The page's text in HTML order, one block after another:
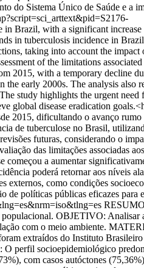
do Sistema Único de Saúde e a
Brazil, with a significant increase
in tuberculosis incidence in
taking into account the
of the limitations
2015, with a temporary decline
early 2000s. The analysis also
study highlights the urgent need
global disease eradication
2015, dificultando o avanço rumo
de tuberculose no Brasil,
futuras, considerando o
das limitações associadas
a aumentar
poderá retornar aos níveis
externos, como condições
de políticas públicas eficazes para
OBJETIVO: Analisar
com o meio ambiente.
extraídos do Instituto
perfil socioepidemiológico
com casos autóctones